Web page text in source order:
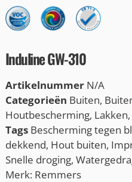
Induline GW-310
Artikelnummer N/A
Categorieën Buiten,
Houtbescherming,
Tags Bescherming tegen
dekkend, Hout buiten,
Snelle droging,
Merk: Remmers